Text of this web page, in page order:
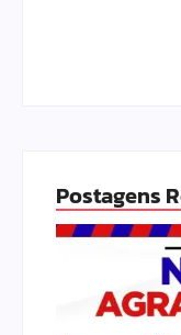
Postagens